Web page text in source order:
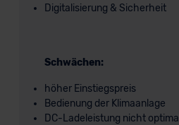
Digitalisierung & Sicherheit
Schwächen:
höher Einstiegspreis
Bedienung der Klimaanlage
DC-Ladeleistung nicht optimal